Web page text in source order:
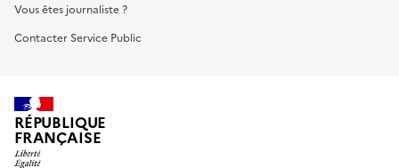
Vous êtes journaliste ?
Contacter Service Public
RÉPUBLIQUE
FRANÇAISE